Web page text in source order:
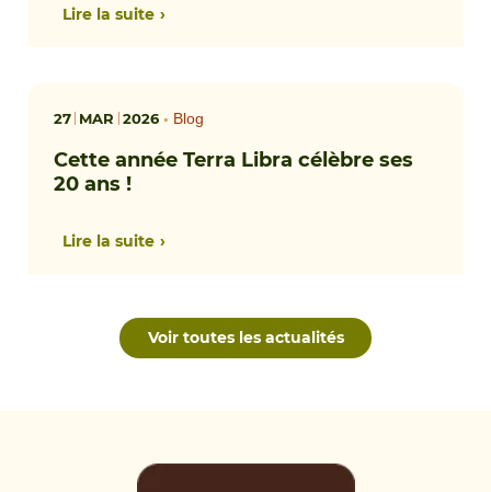
Lire la suite
27 MAR 2026• Blog
Cette année Terra Libra célèbre ses
20 ans !
Lire la suite
Voir toutes les actualités